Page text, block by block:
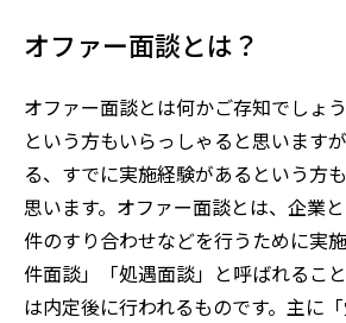
オファー面談とは？
オファー面談とは何かご存知でしょ
という方もいらっしゃると思います
る、すでに実施経験があるという方
思います。オファー面談とは、企業
件のすり合わせなどを行うために実
件面談」「処遇面談」と呼ばれるこ
は内定後に行われるものです。主に